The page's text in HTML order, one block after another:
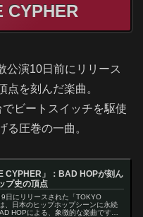
CYPHER
公演10日前にリリース
点を刻んだ楽曲。
ビートスイッチを駆使
る圧巻の一曲。
CYPHER」：BAD HOPが刻ん
プ史の頂点
日にリリースされた「TOKYO
、日本のヒップホップシーンに永続
HOPによる、象徴的な楽曲です。